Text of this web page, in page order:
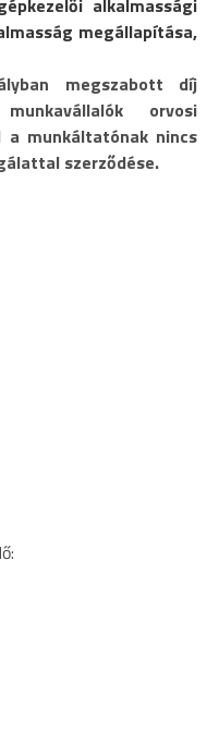
alkalmassági
megállapítása,
megszabott díj
orvosi
a munkáltatónak nincs
szerződése.